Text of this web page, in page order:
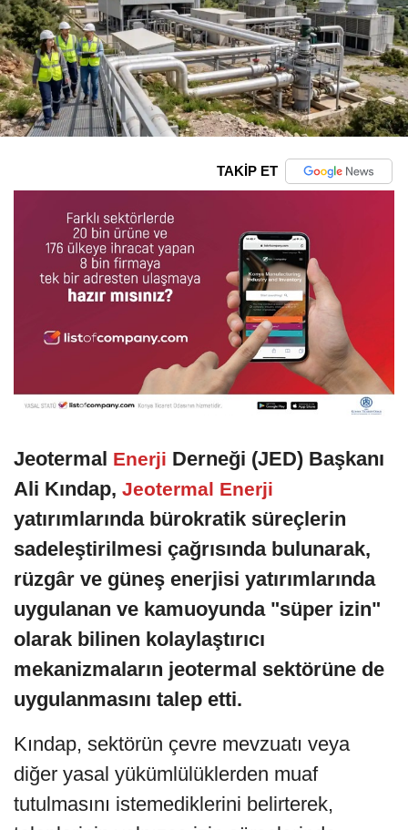
TAKİP ET
Jeotermal Enerji Derneği (JED) Başkanı
Ali Kındap, Jeotermal Enerji
yatırımlarında bürokratik süreçlerin
sadeleştirilmesi çağrısında bulunarak,
rüzgâr ve güneş enerjisi yatırımlarında
uygulanan ve kamuoyunda "süper izin"
olarak bilinen kolaylaştırıcı
mekanizmaların jeotermal sektörüne de
uygulanmasını talep etti.
Kındap, sektörün çevre mevzuatı veya
diğer yasal yükümlülüklerden muaf
tutulmasını istemediklerini belirterek,